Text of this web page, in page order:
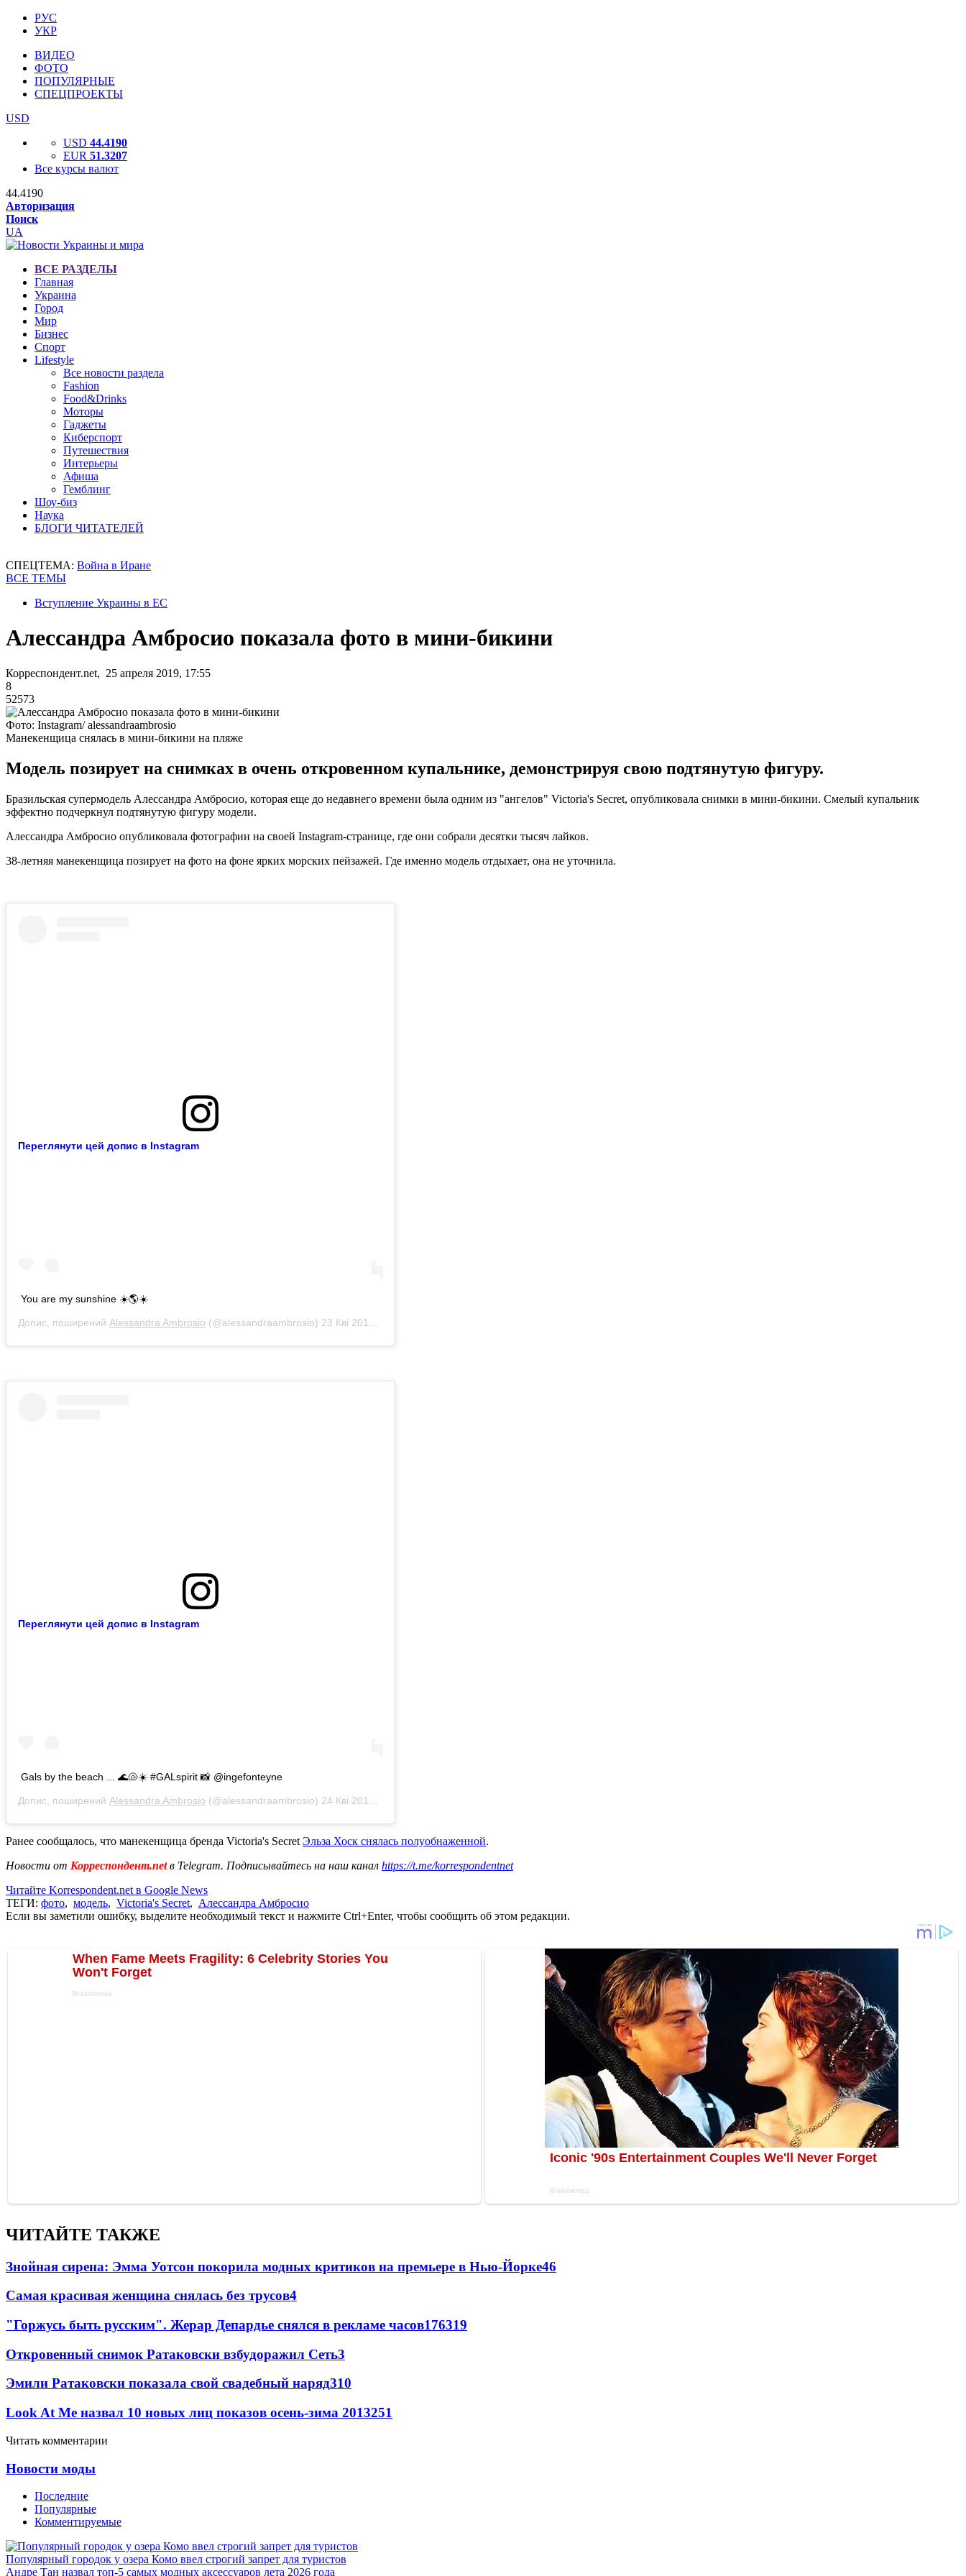
РУС
УКР
ВИДЕО
ФОТО
ПОПУЛЯРНЫЕ
СПЕЦПРОЕКТЫ
USD
USD 44.4190
EUR 51.3207
Все курсы валют
44.4190
Авторизация
Поиск
UA
ВСЕ РАЗДЕЛЫ
Главная
Украина
Город
Мир
Бизнес
Спорт
Lifestyle
Все новости раздела
Fashion
Food&Drinks
Моторы
Гаджеты
Киберспорт
Путешествия
Интерьеры
Афиша
Гемблинг
Шоу-биз
Наука
БЛОГИ ЧИТАТЕЛЕЙ
СПЕЦТЕМА: Война в Иране
ВСЕ ТЕМЫ
Вступление Украины в ЕС
Алессандра Амбросио показала фото в мини-бикини
Корреспондент.net, 25 апреля 2019, 17:55
8
52573
Фото: Instagram/ alessandraambrosio
Манекенщица снялась в мини-бикини на пляже
Модель позирует на снимках в очень откровенном купальнике, демонстрируя свою подтянутую фигуру.
Бразильская супермодель Алессандра Амбросио, которая еще до недавнего времени была одним из "ангелов" Victoria's Secret, опубликовала снимки в мини-бикини. Смелый купальник
эффектно подчеркнул подтянутую фигуру модели.
Алессандра Амбросио опубликовала фотографии на своей Instagram-странице, где они собрали десятки тысяч лайков.
38-летняя манекенщица позирует на фото на фоне ярких морских пейзажей. Где именно модель отдыхает, она не уточнила.
Переглянути цей допис в Instagram
You are my sunshine ☀️🌎☀️
Допис, поширений Alessandra Ambrosio (@alessandraambrosio) 23 Кві 2019 р. о 12:49 PDT
Переглянути цей допис в Instagram
Gals by the beach ... 🌊🐚☀️ #GALspirit 📸 @ingefonteyne
Допис, поширений Alessandra Ambrosio (@alessandraambrosio) 24 Кві 2019 р. о 9:55 PDT
Ранее сообщалось, что манекенщица бренда Victoria's Secret Эльза Хоск снялась полуобнаженной.
Новости от Корреспондент.netв Telegram. Подписывайтесь на наш канал https://t.me/korrespondentnet
Читайте Korrespondent.net в Google News
ТЕГИ: фото, модель, Victoria's Secret, Алессандра Амбросио
Если вы заметили ошибку, выделите необходимый текст и нажмите Ctrl+Enter, чтобы сообщить об этом редакции.
ЧИТАЙТЕ ТАКЖЕ
Знойная сирена: Эмма Уотсон покорила модных критиков на премьере в Нью-Йорке46
Самая красивая женщина снялась без трусов4
"Горжусь быть русским". Жерар Депардье снялся в рекламе часов176319
Откровенный снимок Ратаковски взбудоражил Сеть3
Эмили Ратаковски показала свой свадебный наряд310
Look At Me назвал 10 новых лиц показов осень-зима 2013251
Читать комментарии
Новости моды
Последние
Популярные
Комментируемые
Популярный городок у озера Комо ввел строгий запрет для туристов
Андре Тан назвал топ-5 самых модных аксессуаров лета 2026 года